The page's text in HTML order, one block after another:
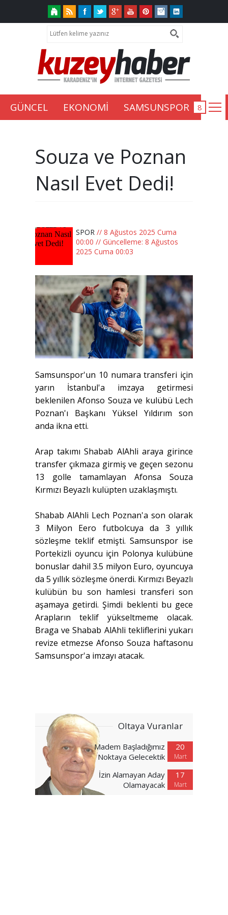
GÜNCEL EKONOMİ SAMSUNSPOR
Souza ve Poznan
Nasıl Evet Dedi!
SPOR // 8 Ağustos 2025 Cuma
00:00 // Güncelleme: 8 Ağustos
2025 Cuma 00:03
Samsunspor'un 10 numara transferi için
yarın İstanbul'a imzaya getirmesi
beklenilen Afonso Souza ve kulübü Lech
Poznan'ı Başkanı Yüksel Yıldırım son
anda ikna etti.
Arap takımı Shabab AlAhli araya girince
transfer çıkmaza girmiş ve geçen sezonu
13 golle tamamlayan Afonsa Souza
Kırmızı Beyazlı kulüpten uzaklaşmıştı.
Shabab AlAhli Lech Poznan'a son olarak
3 Milyon Eero futbolcuya da 3 yıllık
sözleşme teklif etmişti. Samsunspor ise
Portekizli oyuncu için Polonya kulübüne
bonuslar dahil 3.5 milyon Euro, oyuncuya
da 5 yıllık sözleşme önerdi. Kırmızı Beyazlı
kulübün bu son hamlesi transferi son
aşamaya getirdi. Şimdi beklenti bu gece
Arapların teklif yükseltmeme olacak.
Braga ve Shabab AlAhli tekliflerini yukarı
revize etmezse Afonso Souza haftasonu
Samsunspor'a imzayı atacak.
Oltaya Vuranlar
20
Mart
Madem Başladığımız
Noktaya Gelecektik
17
Mart
İzin Alamayan Aday
Olamayacak